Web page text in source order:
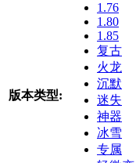
版本类型:
1.76
1.80
1.85
复古
火龙
沉默
迷失
神器
冰雪
专属